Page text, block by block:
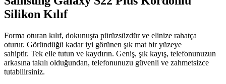
Silikon Kılıf
Forma oturan kılıf, dokunuşta pürüzsüzdür ve elinize rahatça
oturur. Göründüğü kadar iyi görünen şık mat bir yüzeye
sahiptir. Tek elle tutun ve kaydırın. Geniş, şık kayış, telefonunuzun
arkasına takılı olduğundan, telefonunuzu güvenli ve zahmetsizce
tutabilirsiniz.